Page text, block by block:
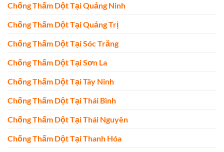
Chống Thấm Dột Tại Quảng Ninh
Chống Thấm Dột Tại Quảng Trị
Chống Thấm Dột Tại Sóc Trăng
Chống Thấm Dột Tại Sơn La
Chống Thấm Dột Tại Tây Ninh
Chống Thấm Dột Tại Thái Bình
Chống Thấm Dột Tại Thái Nguyên
Chống Thấm Dột Tại Thanh Hóa